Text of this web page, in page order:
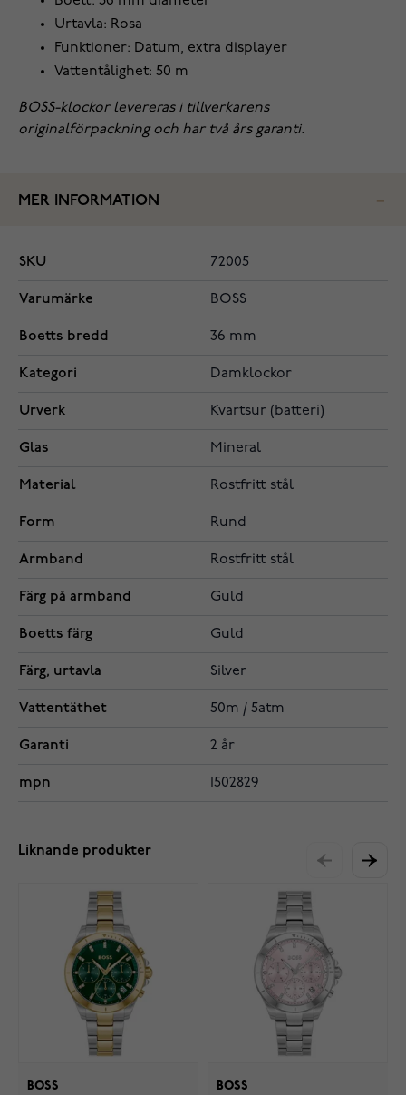
Urtavla: Rosa
Funktioner: Datum, extra displayer
Vattentålighet: 50 m
BOSS-klockor levereras i tillverkarens
originalförpackning och har två års garanti.
MER INFORMATION
SKU 72005
Varumärke BOSS
Boetts bredd 36 mm
Kategori Damklockor
Urverk Kvartsur (batteri)
Glas Mineral
Material Rostfritt stål
Form Rund
Armband Rostfritt stål
Färg på armband Guld
Boetts färg Guld
Färg, urtavla Silver
Vattentäthet 50m / 5atm
Garanti 2 år
mpn 1502829
Liknande produkter
BOSS BOSS